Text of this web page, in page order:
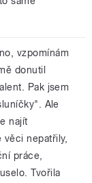
vzpomínám
donutil
Pak jsem
Ale
najít
nepatřily,
práce,
Tvořila